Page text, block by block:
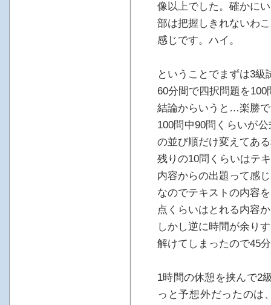
像以上でした。確かに
部は把握しきれないわ
感じです。ハイ。
ということでまずは3級
60分間で四択問題を100
結論からいうと…楽勝
100問中90問くらいが
の並び順だけ変えてあ
残りの10問くらいはテ
内容からの出題って感
なのでテキストの内容
点くらいはとれる内容
しかし逆に時間が余り
解けてしまったので45
1時間の休憩を挟んで2
っと予想外だったのは